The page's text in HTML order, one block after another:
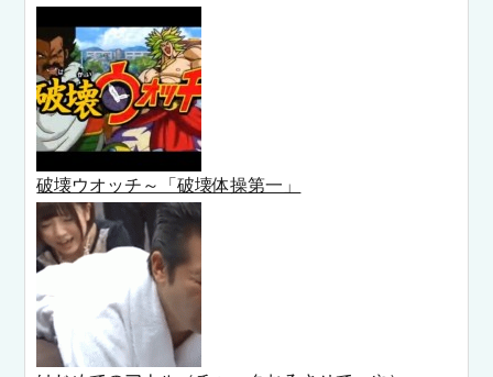
破壊ウオッチ～「破壊体操第一」